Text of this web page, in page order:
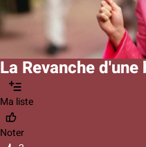
La Revanche
Ma liste
Noter